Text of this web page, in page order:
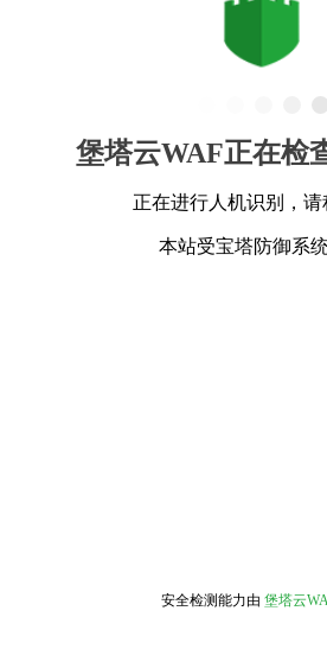
堡塔云WAF正在检
正在进行人机识别，请
本站受宝塔防御系
安全检测能力由 堡塔云